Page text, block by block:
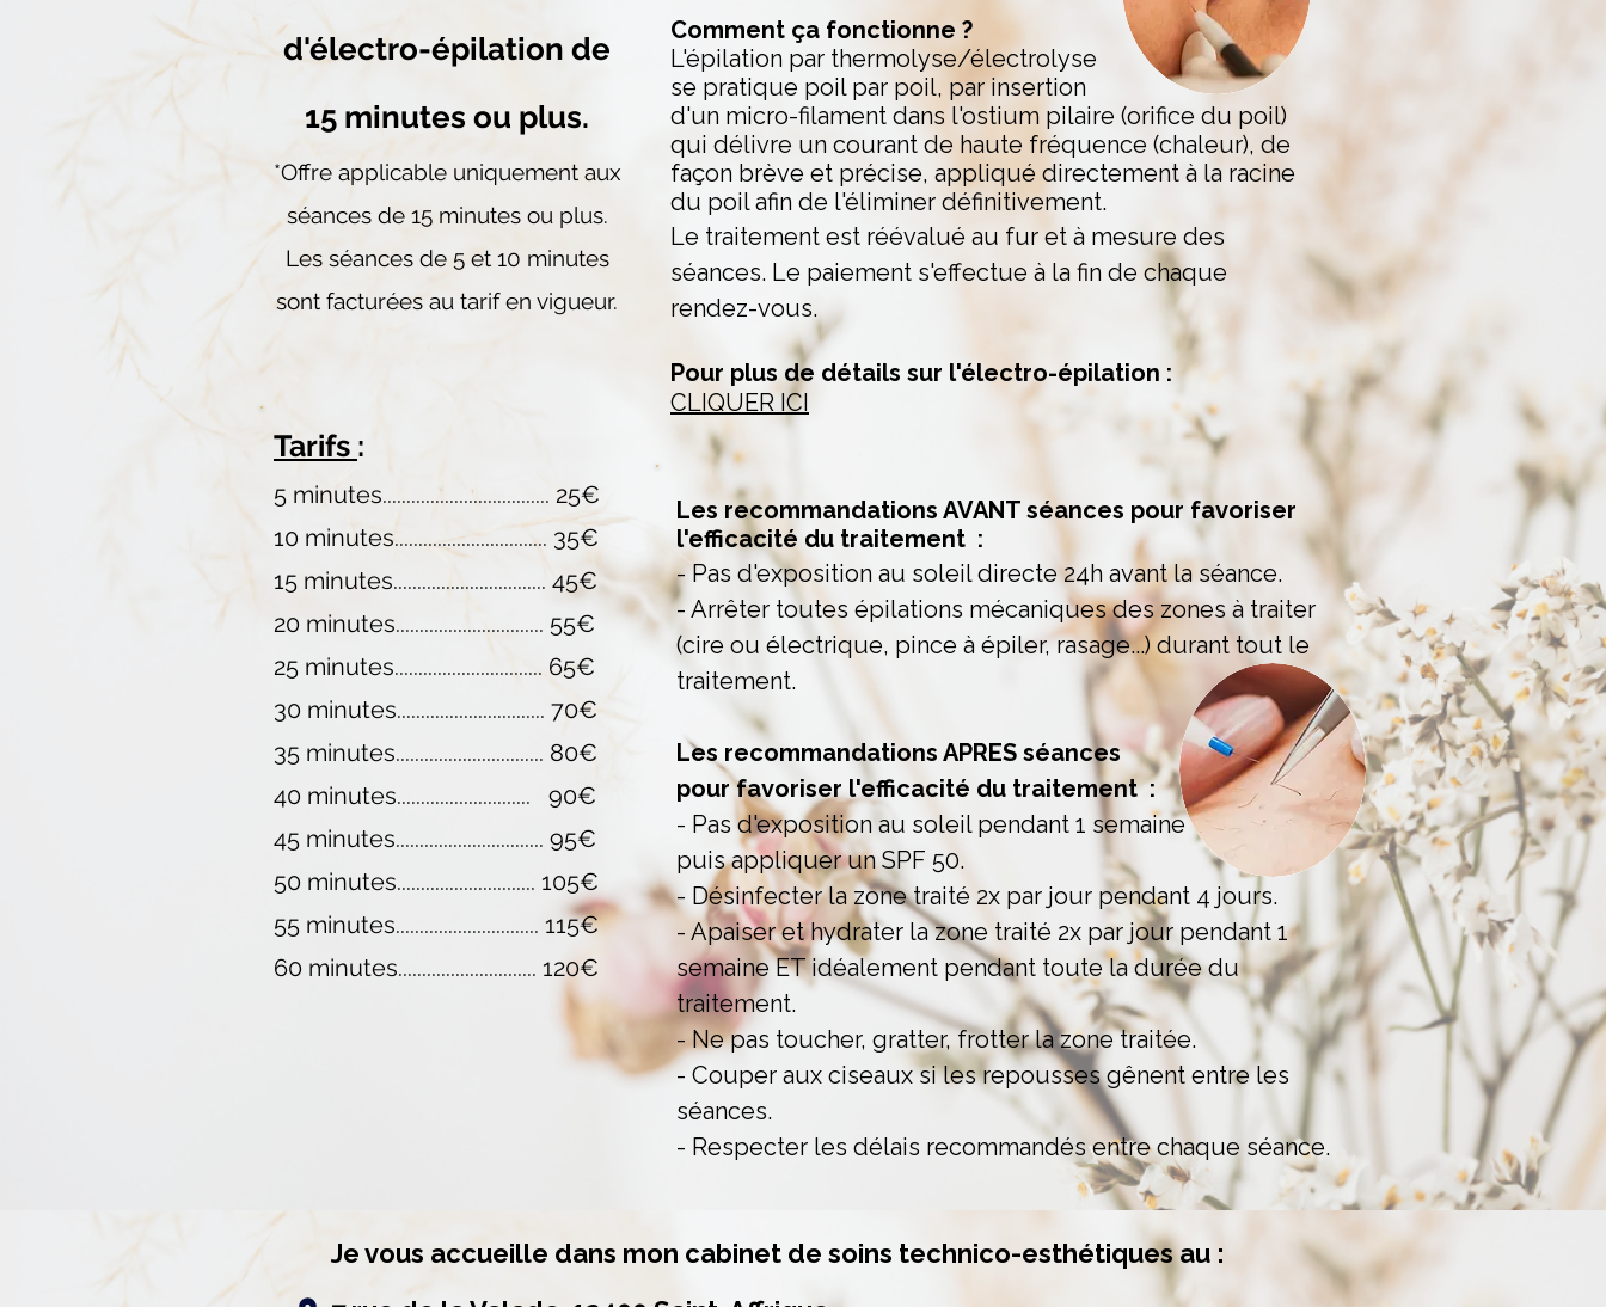
d'électro-épilation de
15 minutes ou plus.
*Offre applicable uniquement aux
séances de 15 minutes ou plus.
Les séances de 5 et 10 minutes
sont facturées au tarif en vigueur.
Tarifs :
5 minutes................................... 25€
10 minutes................................ 35€
15 minutes................................ 45€
20 minutes............................... 55€
25 minutes............................... 65€​
30 minutes............................... 70€
35 minutes............................... 80€
40 minutes............................ 90€
45 minutes............................... 95€​​
50 minutes............................. 105€
55 minutes.............................. 115€
60 minutes............................. 120€
Comment ça fonctionne ?
L'épilation par thermolyse/électrolyse
se pratique poil par poil, par insertion
d'un micro-filament dans l'ostium pilaire (orifice du poil)
qui délivre un courant de haute fréquence (chaleur), de
façon brève et précise, appliqué directement à la racine
du poil afin de l'éliminer définitivement.
Le traitement est réévalué au fur et à mesure des
séances. Le paiement s'effectue à la fin de chaque
rendez-vous.
Pour plus de détails sur l'électro-épilation :
CLIQUER ICI
Les recommandations AVANT séances pour favoriser
l'efficacité du traitement :
- Pas d'exposition au soleil directe 24h avant la séance.
- Arrêter toutes épilations mécaniques des zones à traiter
(cire ou électrique, pince à épiler, rasage...) durant tout le
traitement.
Les recommandations APRES séances
pour favoriser l'efficacité du traitement :
- Pas d'exposition au soleil pendant 1 semaine
puis appliquer un SPF 50.
- Désinfecter la zone traité 2x par jour pendant 4 jours.
- Apaiser et hydrater la zone traité 2x par jour pendant 1
semaine ETidéalement pendant toute la durée du
traitement.
- Ne pas toucher, gratter, frotter la zone traitée.
- Couper aux ciseaux si les repousses gênent entre les
séances.
- Respecter les délais recommandés entre chaque séance.
Je vous accueille dans mon cabinet de soins technico-esthétiques au :